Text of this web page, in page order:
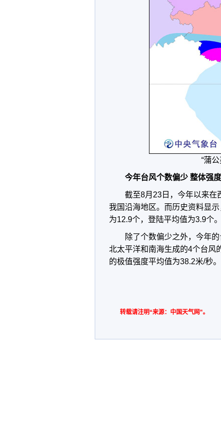
“蒲
今年台风个数偏少 整体强
截至8月23日，今年以来在
我国沿海地区。而历史资料显
为12.9个，登陆平均值为3.9个
除了个数偏少之外，今年
北太平洋和南海生成的4个台风
的极值强度平均值为38.2米/秒
转载请注明“来源：中国天气网”。